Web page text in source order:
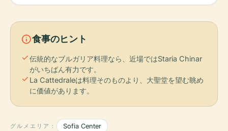
info食事のヒント
check伝統的なブルガリア料理なら、近場ではStaria Chinar
がいちばん有力です。
check La Cattedraleは料理そのものより、大聖堂を望む眺め
に価値があります。
グルメエリア： Sofia Center